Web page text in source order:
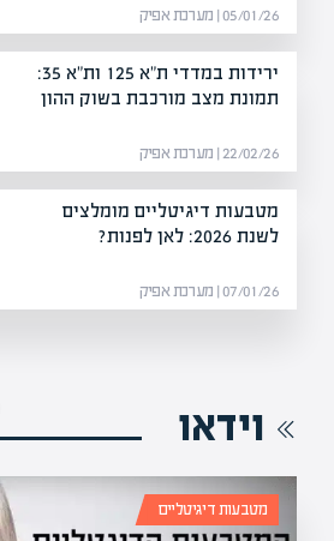
05/01/26 | מערכת אפיק
ירידות במדדי ת"א 125 ות"א 35:
תמונת מצב מורכבת בשוק ההון
22/02/26 | מערכת אפיק
מטבעות דיגיטליים מומלצים
לשנת 2026: לאן לפנות?
07/01/26 | מערכת אפיק
וידאו
מטבעות דיגיטליים